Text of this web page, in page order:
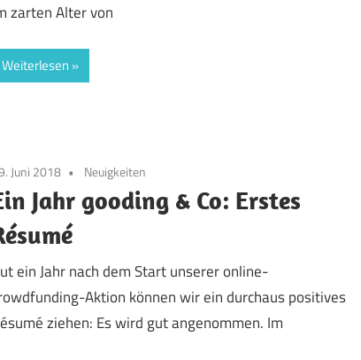
zarten Alter von
Weiterlesen
Juni 2018 Neuigkeiten
Jahr gooding & Co: Erstes
ein Jahr nach dem Start unserer online-
Aktion können wir ein durchaus positives
ziehen: Es wird gut angenommen. Im